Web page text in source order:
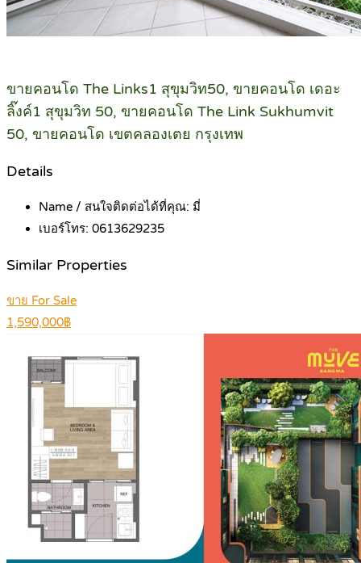
ขายคอนโด The Links1 สุขุมวิท50, ขายคอนโด เดอะ
ลิ๊งค์1 สุขุมวิท 50, ขายคอนโด The Link Sukhumvit
50, ขายคอนโด เขตคลองเตย กรุงเทพ
Details
Name / สนใจติดต่อได้ที่คุณ: มี่
เบอร์โทร: 0613629235
Similar Properties
ขาย For Sale
1,590,000฿